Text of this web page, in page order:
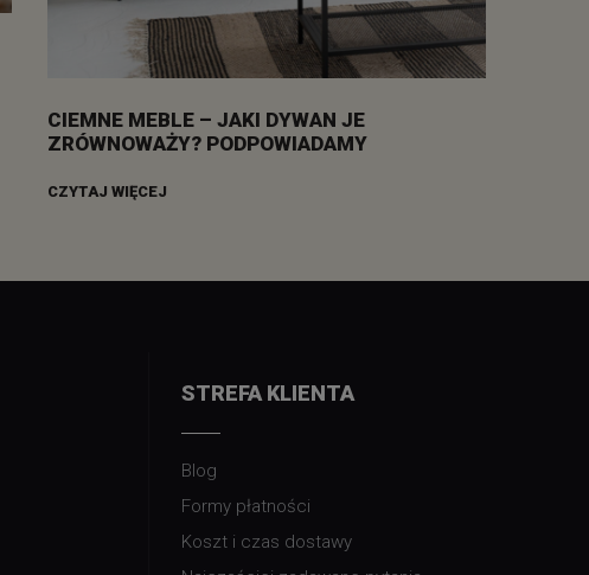
CIEMNE MEBLE – JAKI DYWAN JE
ZRÓWNOWAŻY? PODPOWIADAMY
CZYTAJ WIĘCEJ
STREFA KLIENTA
Blog
Formy płatności
Koszt i czas dostawy